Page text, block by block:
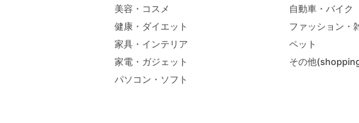
美容・コスメ
健康・ダイエット
家具・インテリア
家電・ガジェット
パソコン・ソフト
自動車・バイク
ファッション・
ペット
その他